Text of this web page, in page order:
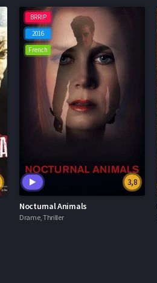
BRRIP
2016
French
3,8
Nocturnal Animals
Drame, Thriller